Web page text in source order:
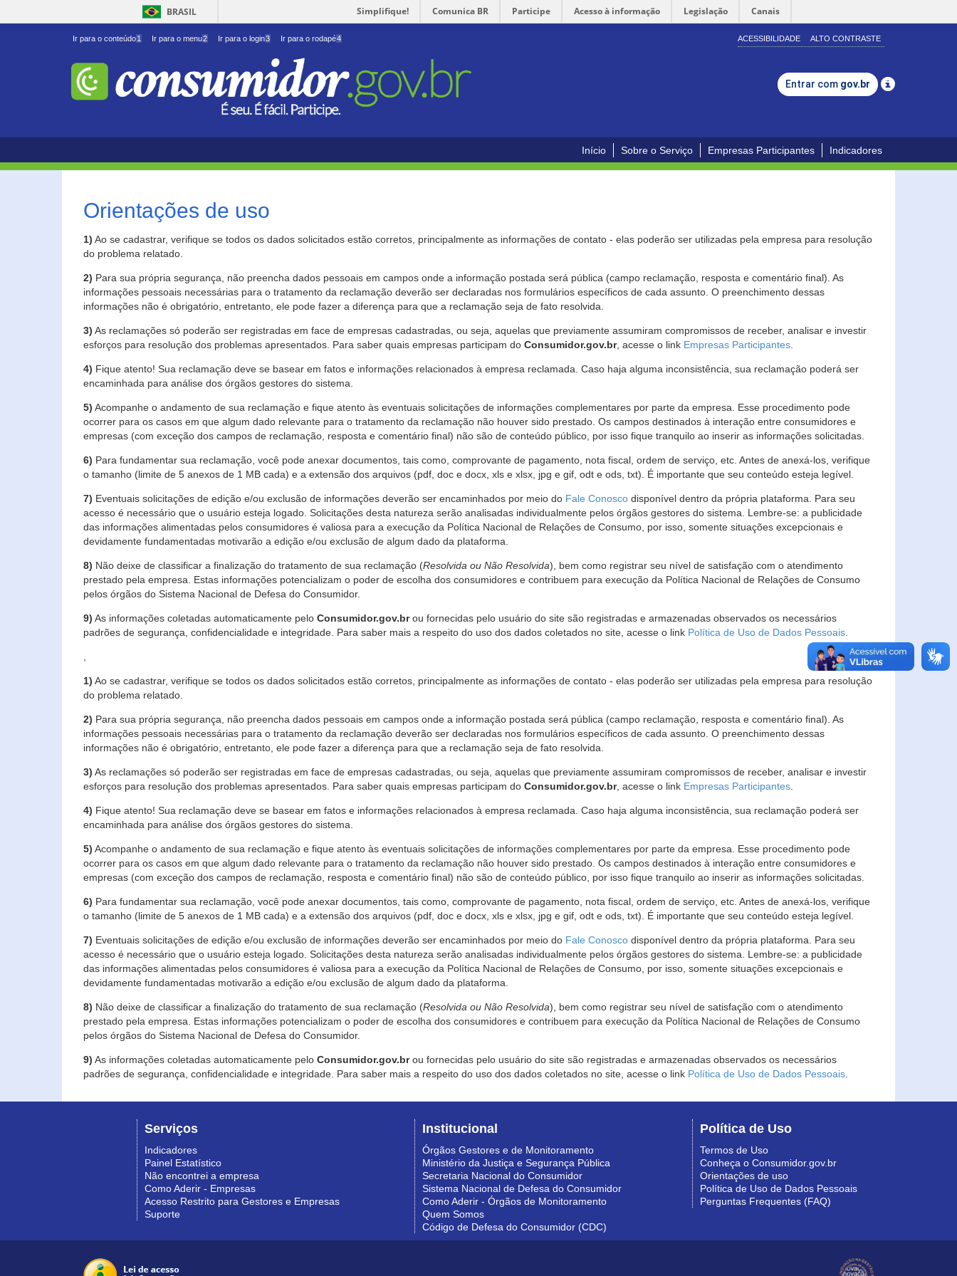
BRASIL Simplifique! Comunica BR Participe Acesso à informação Legislação Canais
Ir para o conteúdo1 Ir para o menu2 Ir para o login3 Ir para o rodapé4 ACESSIBILIDADE ALTO CONTRASTE
Entrar com gov.br
Início Sobre o Serviço Empresas Participantes Indicadores
Orientações de uso
1) Ao se cadastrar, verifique se todos os dados solicitados estão corretos, principalmente as informações de contato - elas poderão ser utilizadas pela empresa para resolução
do problema relatado.
2) Para sua própria segurança, não preencha dados pessoais em campos onde a informação postada será pública (campo reclamação, resposta e comentário final). As
informações pessoais necessárias para o tratamento da reclamação deverão ser declaradas nos formulários específicos de cada assunto. O preenchimento dessas
informações não é obrigatório, entretanto, ele pode fazer a diferença para que a reclamação seja de fato resolvida.
3) As reclamações só poderão ser registradas em face de empresas cadastradas, ou seja, aquelas que previamente assumiram compromissos de receber, analisar e investir
esforços para resolução dos problemas apresentados. Para saber quais empresas participam do Consumidor.gov.br, acesse o link Empresas Participantes
4) Fique atento! Sua reclamação deve se basear em fatos e informações relacionados à empresa reclamada. Caso haja alguma inconsistência, sua reclamação poderá ser
encaminhada para análise dos órgãos gestores do sistema.
5) Acompanhe o andamento de sua reclamação e fique atento às eventuais solicitações de informações complementares por parte da empresa. Esse procedimento pode
ocorrer para os casos em que algum dado relevante para o tratamento da reclamação não houver sido prestado. Os campos destinados à interação entre consumidores e
empresas (com exceção dos campos de reclamação, resposta e comentário final) não são de conteúdo público, por isso fique tranquilo ao inserir as informações solicitadas.
6) Para fundamentar sua reclamação, você pode anexar documentos, tais como, comprovante de pagamento, nota fiscal, ordem de serviço, etc. Antes de anexá-los, verifique
o tamanho (limite de 5 anexos de 1 MB cada) e a extensão dos arquivos (pdf, doc e docx, xls e xlsx, jpg e gif, odt e ods, txt). É importante que seu conteúdo esteja legível.
7) Eventuais solicitações de edição e/ou exclusão de informações deverão ser encaminhados por meio do Fale Conosco disponível dentro da própria plataforma. Para seu
acesso é necessário que o usuário esteja logado. Solicitações desta natureza serão analisadas individualmente pelos órgãos gestores do sistema. Lembre-se: a publicidade
das informações alimentadas pelos consumidores é valiosa para a execução da Política Nacional de Relações de Consumo, por isso, somente situações excepcionais e
devidamente fundamentadas motivarão a edição e/ou exclusão de algum dado da plataforma.
8) Não deixe de classificar a finalização do tratamento de sua reclamação (Resolvida ou Não Resolvida), bem como registrar seu nível de satisfação com o atendimento
prestado pela empresa. Estas informações potencializam o poder de escolha dos consumidores e contribuem para execução da Política Nacional de Relações de Consumo
pelos órgãos do Sistema Nacional de Defesa do Consumidor.
9) As informações coletadas automaticamente pelo Consumidor.gov.brou fornecidas pelo usuário do site são registradas e armazenadas observados os necessários
padrões de segurança, confidencialidade e integridade. Para saber mais a respeito do uso dos dados coletados no site, acesse o link Política de Uso de Dados Pessoais
1) Ao se cadastrar, verifique se todos os dados solicitados estão corretos, principalmente as informações de contato - elas poderão ser utilizadas pela empresa para resolução
do problema relatado.
2) Para sua própria segurança, não preencha dados pessoais em campos onde a informação postada será pública (campo reclamação, resposta e comentário final). As
informações pessoais necessárias para o tratamento da reclamação deverão ser declaradas nos formulários específicos de cada assunto. O preenchimento dessas
informações não é obrigatório, entretanto, ele pode fazer a diferença para que a reclamação seja de fato resolvida.
3) As reclamações só poderão ser registradas em face de empresas cadastradas, ou seja, aquelas que previamente assumiram compromissos de receber, analisar e investir
esforços para resolução dos problemas apresentados. Para saber quais empresas participam do Consumidor.gov.br, acesse o link Empresas Participantes
4) Fique atento! Sua reclamação deve se basear em fatos e informações relacionados à empresa reclamada. Caso haja alguma inconsistência, sua reclamação poderá ser
encaminhada para análise dos órgãos gestores do sistema.
5) Acompanhe o andamento de sua reclamação e fique atento às eventuais solicitações de informações complementares por parte da empresa. Esse procedimento pode
ocorrer para os casos em que algum dado relevante para o tratamento da reclamação não houver sido prestado. Os campos destinados à interação entre consumidores e
empresas (com exceção dos campos de reclamação, resposta e comentário final) não são de conteúdo público, por isso fique tranquilo ao inserir as informações solicitadas.
6) Para fundamentar sua reclamação, você pode anexar documentos, tais como, comprovante de pagamento, nota fiscal, ordem de serviço, etc. Antes de anexá-los, verifique
o tamanho (limite de 5 anexos de 1 MB cada) e a extensão dos arquivos (pdf, doc e docx, xls e xlsx, jpg e gif, odt e ods, txt). É importante que seu conteúdo esteja legível.
7) Eventuais solicitações de edição e/ou exclusão de informações deverão ser encaminhados por meio do Fale Conosco disponível dentro da própria plataforma. Para seu
acesso é necessário que o usuário esteja logado. Solicitações desta natureza serão analisadas individualmente pelos órgãos gestores do sistema. Lembre-se: a publicidade
das informações alimentadas pelos consumidores é valiosa para a execução da Política Nacional de Relações de Consumo, por isso, somente situações excepcionais e
devidamente fundamentadas motivarão a edição e/ou exclusão de algum dado da plataforma.
8) Não deixe de classificar a finalização do tratamento de sua reclamação (Resolvida ou Não Resolvida), bem como registrar seu nível de satisfação com o atendimento
prestado pela empresa. Estas informações potencializam o poder de escolha dos consumidores e contribuem para execução da Política Nacional de Relações de Consumo
pelos órgãos do Sistema Nacional de Defesa do Consumidor.
9) As informações coletadas automaticamente pelo Consumidor.gov.brou fornecidas pelo usuário do site são registradas e armazenadas observados os necessários
padrões de segurança, confidencialidade e integridade. Para saber mais a respeito do uso dos dados coletados no site, acesse o link Política de Uso de Dados Pessoais
Serviços
Indicadores
Painel Estatístico
Não encontrei a empresa
Como Aderir - Empresas
Acesso Restrito para Gestores e Empresas
Suporte
Institucional
Órgãos Gestores e de Monitoramento
Ministério da Justiça e Segurança Pública
Secretaria Nacional do Consumidor
Sistema Nacional de Defesa do Consumidor
Como Aderir - Órgãos de Monitoramento
Quem Somos
Código de Defesa do Consumidor (CDC)
Política de Uso
Termos de Uso
Conheça o Consumidor.gov.br
Orientações de uso
Política de Uso de Dados Pessoais
Perguntas Frequentes (FAQ)